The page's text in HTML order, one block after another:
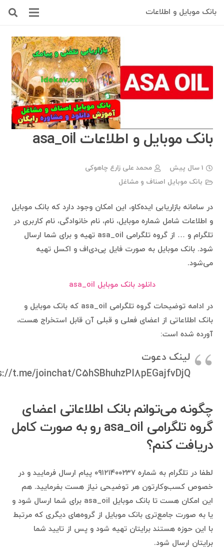
بانک موبایل و اطلاعات
بانک موبایل و اطلاعات asa_oil
1 سال پیش
محمد علی زارع چاهوکی
بانک موبایل اصناف و مشاغل
در سامانه بازاریابی ایده‌کاو، این امکان وجود دارد که بانک موبایل
و اطلاعات شامل شماره موبایل، نام، نام خانوادگی، نام کاربری در
تلگرام و … از گروه تلگرامی asa_oil تهیه و برای شما ارسال
شود. بانک موبایل به صورت فایل پی‌دی‌اف و اکسل تهیه
می‌شود.
دانلود بانک موبایل asa_oil
در ادامه توضیحات گروه تلگرامی asa_oil که بانک موبایل و
بانک اطلاعاتی از اعضای فعلی و قبلی آن قابل استخراج هست،
آورده شده است:
لینک دعوت
t.me/joinchat/C5hSBhuhzPI8pEGajfvDjQ
چگونه می‌توانم بانک اطلاعاتی اعضای
گروه تلگرامی asa_oil رو به صورت کامل
دریافت کنم؟
لطفا در تلگرام به شماره ۰۹۱۲۱۴۰۰۲۳۷ پیام ارسال فرمایید و در
خصوص کسب‌وکارتون هر توضیحی نیاز هست بفرمایید. هم
این امکان هست تا بانک موبایل asa_oil برای شما ارسال شود و
یا به صورت جامع‌تری بانک موبایل از گروه‌های دیگری که مرتبط
با این حوزه هستند برایتان تهیه شود و پس از تایید شما
برایتان ارسال شود.